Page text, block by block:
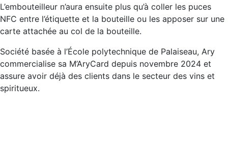
L’embouteilleur n’aura ensuite plus qu’à coller les puces
NFC entre l’étiquette et la bouteille ou les apposer sur une
carte attachée au col de la bouteille.
Société basée à l’École polytechnique de Palaiseau, Ary
commercialise sa M’AryCard depuis novembre 2024 et
assure avoir déjà des clients dans le secteur des vins et
spiritueux.